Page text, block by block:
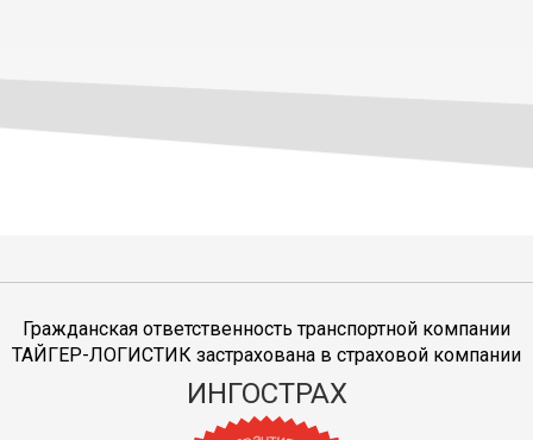
Гражданская ответственность транспортной компании
ТАЙГЕР-ЛОГИСТИК застрахована в страховой компании
ИНГОСТРАХ